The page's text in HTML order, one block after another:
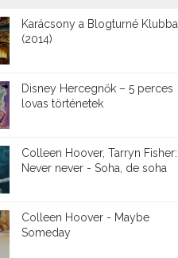
Karácsony a Blogturné Klubbal
(2014)
Disney ​Hercegnők – 5 perces
lovas történetek
Colleen Hoover, Tarryn Fisher:
Never never - Soha, de soha
Colleen Hoover - Maybe
Someday